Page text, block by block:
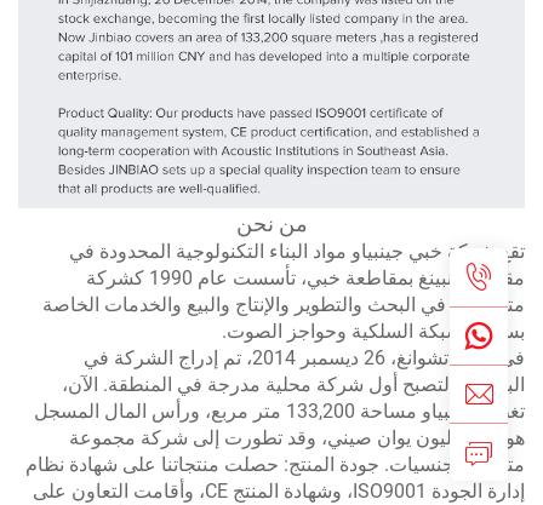
من نحن
شركة خبي جينبياو مواد البناء التكنولوجية المحدودة في
مقاطعة أنبينغ بمقاطعة خبي، تأسست عام 1990 كشركة
في البحث والتطوير والإنتاج والبيع والخدمات الخاصة
الشبكة السلكية وحواجز الصوت.
في شيجياتشوانغ، 26 ديسمبر 2014، تم إدراج الشركة في
لتصبح أول شركة محلية مدرجة في المنطقة. الآن،
تغطي جينبياو مساحة 133,200 متر مربع، ورأس المال المسجل
هو 101 مليون يوان صيني، وقد تطورت إلى شركة مجموعة
الجنسيات. جودة المنتج: حصلت منتجاتنا على شهادة نظام
إدارة الجودة ISO9001، وشهادة المنتج CE، وأقامت التعاون على